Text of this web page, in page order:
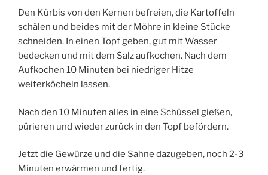
Den Kürbis von den Kernen befreien, die Kartoffeln
schälen und beides mit der Möhre in kleine Stücke
schneiden. In einen Topf geben, gut mit Wasser
bedecken und mit dem Salz aufkochen. Nach dem
Aufkochen 10 Minuten bei niedriger Hitze
weiterköcheln lassen.
Nach den 10 Minuten alles in eine Schüssel gießen,
pürieren und wieder zurück in den Topf befördern.
Jetzt die Gewürze und die Sahne dazugeben, noch 2-3
Minuten erwärmen und fertig.